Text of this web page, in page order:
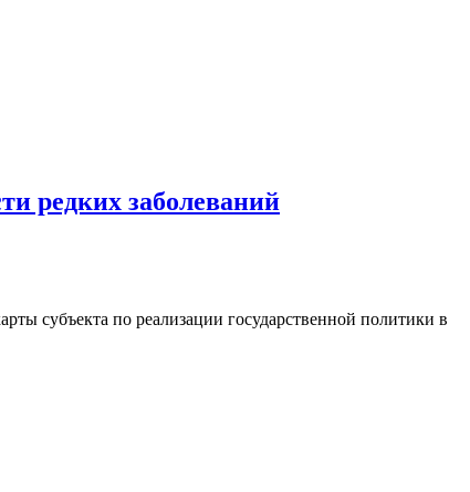
редких заболеваний
субъекта по реализации государственной политики в